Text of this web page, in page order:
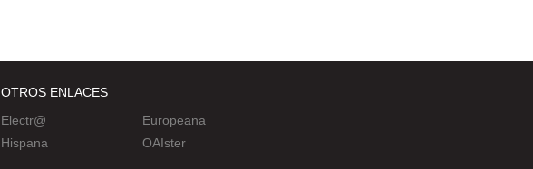
OTROS ENLACES
Electr@
Hispana
Europeana
OAIster